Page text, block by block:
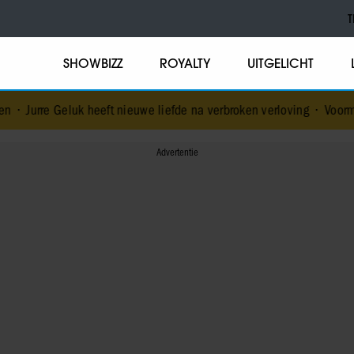
SHOWBIZZ ROYALTY UITGELICHT
nieuwe liefde na verbroken verloving•Voormalig prins